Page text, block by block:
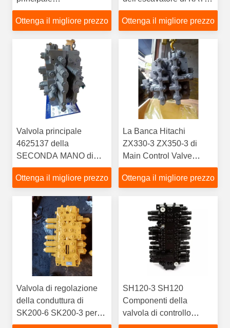
dell'escavatore EC290
14577121 UX32 Valvola
14511439
Ottenga il migliore prezzo
HD1430-3 distribuiscono
la valvola
Ottenga il migliore prezzo
Valvola principale
4625137 della
SECONDA MANO di
Hydraulic Control Valve
ZX330-3 ZX350-3
ZAX330
Ottenga il migliore prezzo
La Banca Hitachi
ZX330-3 ZX350-3 di
Main Control Valve
dell'escavatore ZX330
per 4625137 9214478
Ottenga il migliore prezzo
Valvola di regolazione
della conduttura di
SK200-6 SK200-3 per
l'escavatore
SH120-3 SH120
Componenti della
valvola di controllo
principale idraulica